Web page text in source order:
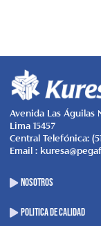
Avenida Las Águilas
Lima 15457
Central Telefónica:
Email :
NOSOTROS
POLITICA DE CALIDAD